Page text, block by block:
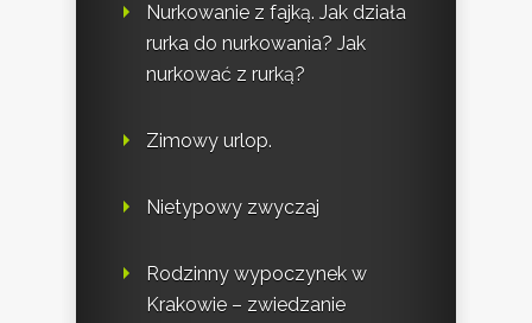
Nurkowanie z fajką. Jak działa
rurka do nurkowania? Jak
nurkować z rurką?
Zimowy urlop.
Nietypowy zwyczaj
Rodzinny wypoczynek w
Krakowie – zwiedzanie